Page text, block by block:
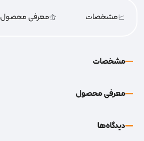
مشخصات معرفی محصول
مشخصات
معرفی محصول
دیدگاه‌‌ها